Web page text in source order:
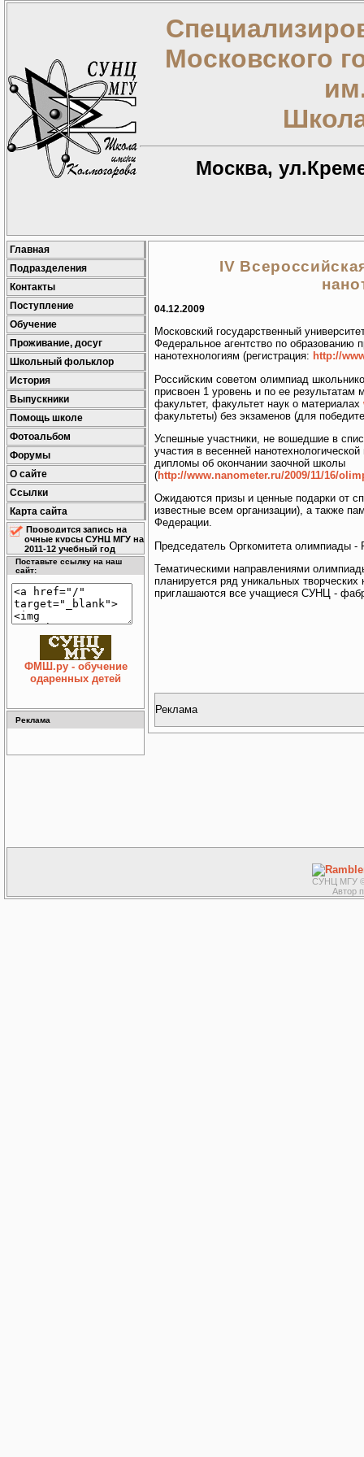
Московского
Москва,
Главная
Подразделения
Контакты
Поступление
Обучение
Проживание, досуг
Школьный фольклор
История
Выпускники
Помощь школе
Фотоальбом
Форумы
О сайте
Ссылки
Карта сайта
Проводится запись на
очные курсы СУНЦ МГУ на
2011-12 учебный год
Поставьте ссылку на наш
сайт:
ФМШ.ру - обучение
одаренных детей
Реклама
IV
04.12.2009
Московский государственный
Федеральное агентство по образованию
нанотехнологиям (регистрация: http://
Российским советом олимпиад
присвоен 1 уровень и по ее
факультет, факультет наук о материалах
факультеты) без экзаменов (для
Успешные участники, не вошедшие в
участия в весенней
дипломы об окончании заочной школы
(http://www.nanometer.ru/2009/11/16/
Ожидаются призы и ценные подарки от
известные всем организации), а также
Федерации.
Председатель Оргкомитета олимпиады
Тематическими направлениями
планируется ряд уникальных
приглашаются все учащиеся СУНЦ -
Реклама
СУНЦ МГУ ©
Автор